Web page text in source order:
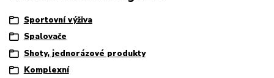
Sportovní výživa
Spalovače
Shoty, jednorázové produkty
Komplexní